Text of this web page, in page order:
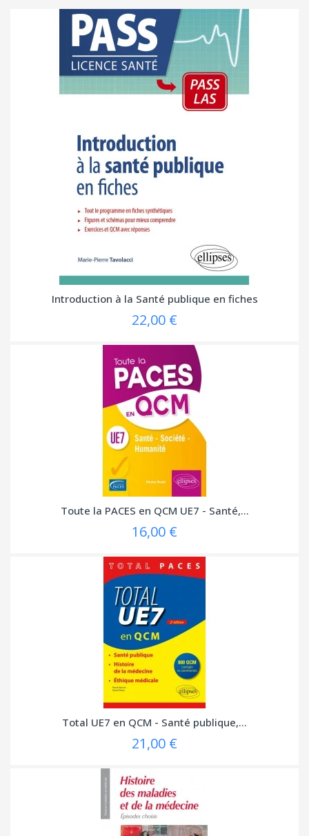
Introduction à la Santé publique en fiches
22,00 €
Toute la PACES en QCM UE7 - Santé,...
16,00 €
Total UE7 en QCM - Santé publique,...
21,00 €